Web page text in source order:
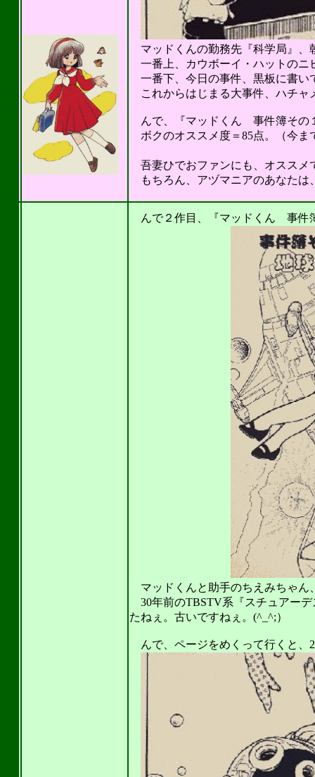
マッドくんの勤務先『科学局』、
一番上、カウボーイ・ハットのニ
一番下、今日の事件、黒板に書い
これからはじまる大事件、ハチャ
んで、『マッドくん 事件簿その
ボクのオススメ度＝85点。（今ま
吾妻ひでおファンにも、オススメ
もちろん、アヅマニアのあなたは
んで２作目、『マッドくん 事件
マッドくんと助手のちえみちゃん
30年前のTBSTV系『スチュアー
たねぇ。古いですねぇ。(^_^;）
んで、ページをめくって行くと、